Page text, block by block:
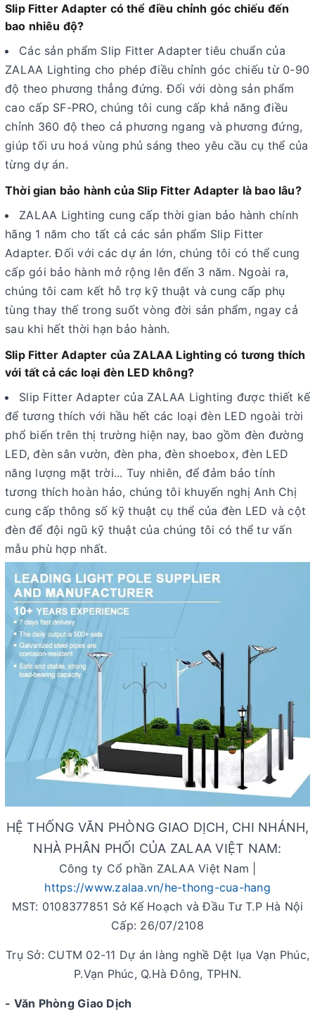
Slip Fitter Adapter có thể điều chỉnh góc chiếu đến
bao nhiêu độ?
Các sản phẩm Slip Fitter Adapter tiêu chuẩn của
ZALAA Lighting cho phép điều chỉnh góc chiếu từ 0-90
độ theo phương thẳng đứng. Đối với dòng sản phẩm
cao cấp SF-PRO, chúng tôi cung cấp khả năng điều
chỉnh 360 độ theo cả phương ngang và phương đứng,
giúp tối ưu hoá vùng phủ sáng theo yêu cầu cụ thể của
từng dự án.
Thời gian bảo hành của Slip Fitter Adapter là bao lâu?
ZALAA Lighting cung cấp thời gian bảo hành chính
hãng 1 năm cho tất cả các sản phẩm Slip Fitter
Adapter. Đối với các dự án lớn, chúng tôi có thể cung
cấp gói bảo hành mở rộng lên đến 3 năm. Ngoài ra,
chúng tôi cam kết hỗ trợ kỹ thuật và cung cấp phụ
tùng thay thế trong suốt vòng đời sản phẩm, ngay cả
sau khi hết thời hạn bảo hành.
Slip Fitter Adapter của ZALAA Lighting có tương thích
với tất cả các loại đèn LED không?
Slip Fitter Adapter của ZALAA Lighting được thiết kế
để tương thích với hầu hết các loại đèn LED ngoài trời
phổ biến trên thị trường hiện nay, bao gồm đèn đường
LED, đèn sân vườn, đèn pha, đèn shoebox, đèn LED
năng lượng mặt trời... Tuy nhiên, để đảm bảo tính
tương thích hoàn hảo, chúng tôi khuyến nghị Anh Chị
cung cấp thông số kỹ thuật cụ thể của đèn LED và cột
đèn để đội ngũ kỹ thuật của chúng tôi có thể tư vấn
mẫu phù hợp nhất.
HỆ THỐNG VĂN PHÒNG GIAO DỊCH, CHI NHÁNH,
NHÀ PHÂN PHỐI CỦA ZALAA VIỆT NAM:
Công ty Cổ phần ZALAA Việt Nam |
https://www.zalaa.vn/he-thong-cua-hang
MST: 0108377851 Sở Kế Hoạch và Đầu Tư T.P Hà Nội
Cấp: 26/07/2108
Trụ Sở: CUTM 02-11 Dự án làng nghề Dệt lụa Vạn Phúc,
P.Vạn Phúc, Q.Hà Đông, TPHN.
- Văn Phòng Giao Dịch